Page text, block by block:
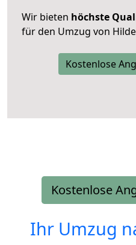
Wir bieten höchste
für den Umzug von
Kostenlose
Kostenlose
Ihr Umzug